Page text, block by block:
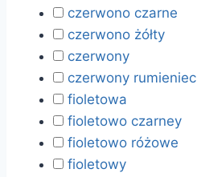
czerwono czarne
czerwono żółty
czerwony
czerwony rumieniec
fioletowa
fioletowo czarney
fioletowo różowe
fioletowy